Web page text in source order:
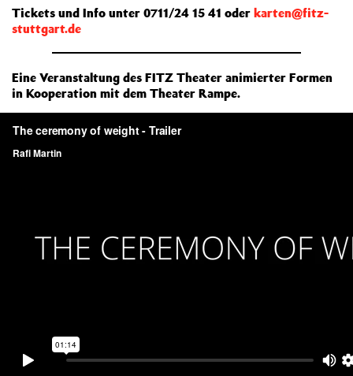
Tickets und Info unter 0711/24 15 41 oder karten@fitz-
stuttgart.de
Eine Veranstaltung des FITZ Theater animierter Formen
in Kooperation mit dem Theater Rampe.